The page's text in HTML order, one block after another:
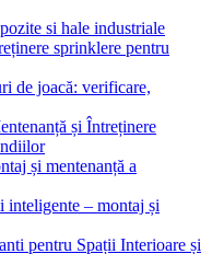
si hale industriale
sprinklere pentru
de joacă: verificare,
și Întreținere
și mentenanță a
inteligente – montaj și
pentru Spații Interioare și